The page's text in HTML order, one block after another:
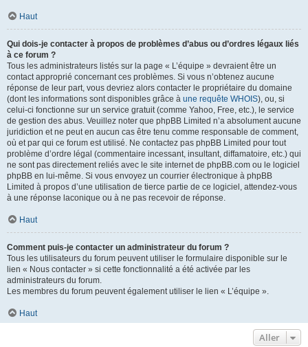
Haut
Qui dois-je contacter à propos de problèmes d’abus ou d’ordres légaux liés
à ce forum ?
Tous les administrateurs listés sur la page « L’équipe » devraient être un
contact approprié concernant ces problèmes. Si vous n’obtenez aucune
réponse de leur part, vous devriez alors contacter le propriétaire du domaine
(dont les informations sont disponibles grâce à une requête WHOIS), ou, si
celui-ci fonctionne sur un service gratuit (comme Yahoo, Free, etc.), le service
de gestion des abus. Veuillez noter que phpBB Limited n’a absolument aucune
juridiction et ne peut en aucun cas être tenu comme responsable de comment,
où et par qui ce forum est utilisé. Ne contactez pas phpBB Limited pour tout
problème d’ordre légal (commentaire incessant, insultant, diffamatoire, etc.) qui
ne sont pas directement reliés avec le site internet de phpBB.com ou le logiciel
phpBB en lui-même. Si vous envoyez un courrier électronique à phpBB
Limited à propos d’une utilisation de tierce partie de ce logiciel, attendez-vous
à une réponse laconique ou à ne pas recevoir de réponse.
Haut
Comment puis-je contacter un administrateur du forum ?
Tous les utilisateurs du forum peuvent utiliser le formulaire disponible sur le
lien « Nous contacter » si cette fonctionnalité a été activée par les
administrateurs du forum.
Les membres du forum peuvent également utiliser le lien « L’équipe ».
Haut
Aller